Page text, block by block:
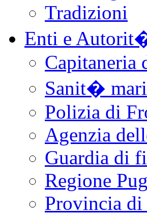
Tradizioni
Enti e
Capitaneria
Sanit�
Polizia di
Agenzia
Guardia di
Regione
Provincia